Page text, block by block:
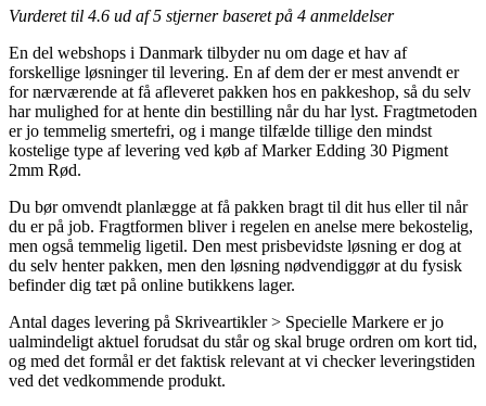
Vurderet til 4.6 ud af 5 stjerner baseret på 4 anmeldelser
En del webshops i Danmark tilbyder nu om dage et hav af
forskellige løsninger til levering. En af dem der er mest anvendt er
for nærværende at få afleveret pakken hos en pakkeshop, så du selv
har mulighed for at hente din bestilling når du har lyst. Fragtmetoden
er jo temmelig smertefri, og i mange tilfælde tillige den mindst
kostelige type af levering ved køb af Marker Edding 30 Pigment
2mm Rød.
Du bør omvendt planlægge at få pakken bragt til dit hus eller til når
du er på job. Fragtformen bliver i regelen en anelse mere bekostelig,
men også temmelig ligetil. Den mest prisbevidste løsning er dog at
du selv henter pakken, men den løsning nødvendiggør at du fysisk
befinder dig tæt på online butikkens lager.
Antal dages levering på Skriveartikler > Specielle Markere er jo
ualmindeligt aktuel forudsat du står og skal bruge ordren om kort tid,
og med det formål er det faktisk relevant at vi checker leveringstiden
ved det vedkommende produkt.